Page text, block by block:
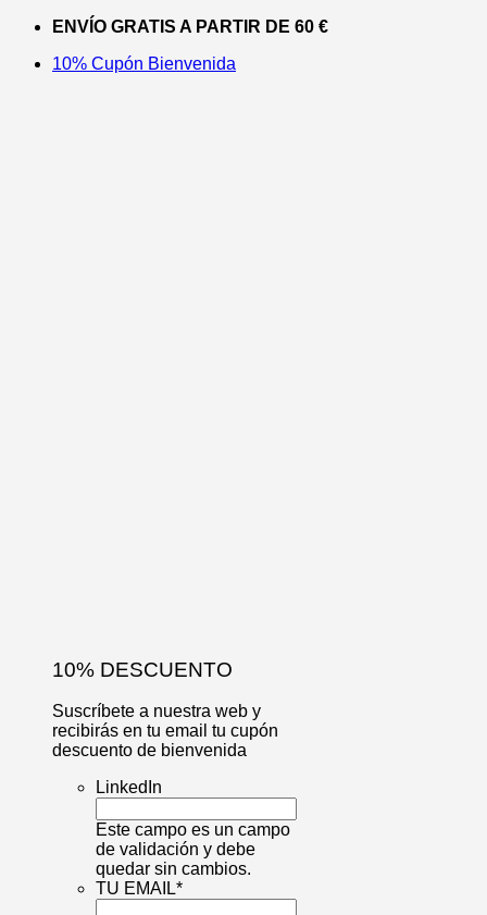
Saltar
contenido
ENVÍO GRATIS A PARTIR DE 60 €
10% Cupón Bienvenida
10% DESCUENTO
Suscríbete a nuestra web y
recibirás en tu email tu cupón
descuento de bienvenida
LinkedIn
Este campo es un campo
de validación y debe
quedar sin cambios.
TU EMAIL*